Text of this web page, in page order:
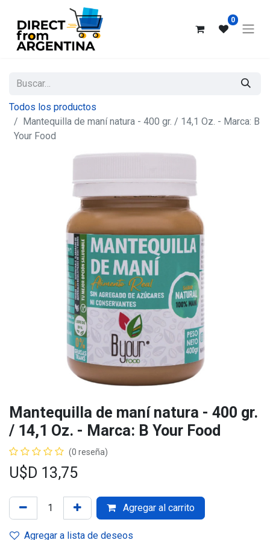
0
Todos los productos
Mantequilla de maní natura - 400 gr. / 14,1 Oz. - Marca: B
Your Food
Mantequilla de maní natura - 400 gr.
/ 14,1 Oz. - Marca: B Your Food
(0 reseña)
U$D 13,75
Agregar al carrito
Agregar a lista de deseos